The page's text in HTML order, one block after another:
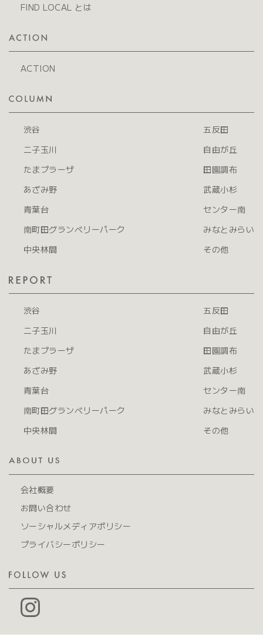
FIND LOCAL とは
ACTION
渋谷
二子玉川
たまプラーザ
あざみ野
青葉台
南町田グランベリーパーク
中央林間
五反田
自由が丘
田園調布
武蔵小杉
センター南
みなとみらい
その他
渋谷
二子玉川
たまプラーザ
あざみ野
青葉台
南町田グランベリーパーク
中央林間
五反田
自由が丘
田園調布
武蔵小杉
センター南
みなとみらい
その他
会社概要
お問い合わせ
ソーシャルメディアポリシー
プライバシーポリシー